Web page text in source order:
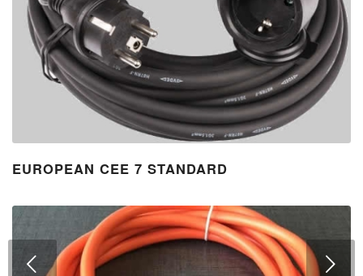
EUROPEAN CEE 7 STANDARD
下一页